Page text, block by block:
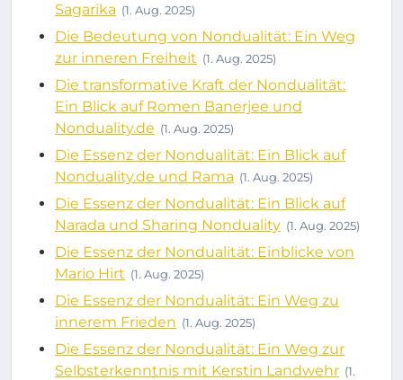
Sagarika (1. Aug. 2025)
Die Bedeutung von Nondualität: Ein Weg
zur inneren Freiheit (1. Aug. 2025)
Die transformative Kraft der Nondualität:
Ein Blick auf Romen Banerjee und
Nonduality.de (1. Aug. 2025)
Die Essenz der Nondualität: Ein Blick auf
Nonduality.de und Rama (1. Aug. 2025)
Die Essenz der Nondualität: Ein Blick auf
Narada und Sharing Nonduality (1. Aug. 2025)
Die Essenz der Nondualität: Einblicke von
Mario Hirt (1. Aug. 2025)
Die Essenz der Nondualität: Ein Weg zu
innerem Frieden (1. Aug. 2025)
Die Essenz der Nondualität: Ein Weg zur
Selbsterkenntnis mit Kerstin Landwehr (1.